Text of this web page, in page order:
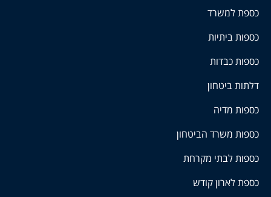
כספת למשרד
כספות ביתיות
כספות כבדות
דלתות ביטחון
כספות מדיה
כספות משרד הביטחון
כספות לבתי מקרחת
כספת לארון קודש